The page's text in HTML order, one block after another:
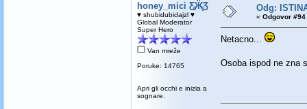
honey_mici Ƹ̵̡Ӝ̵̨̄Ʒ
♥ shubidubidajzl ♥
Global Moderator
Super Hero
Van mreže
Poruke: 14765
Apri gli occhi e inizia a
sognare.
Odg:
« Odgovor
Netacno...
Osoba ispod ne zna